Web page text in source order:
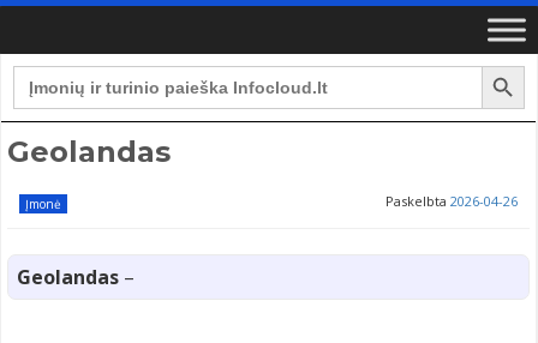
Search
for:
Search Button
Geolandas
Įmonė Paskelbta 2026-04-26
Geolandas –